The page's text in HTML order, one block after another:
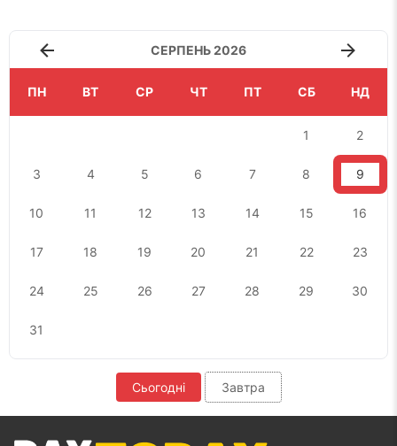
СЕРПЕНЬ 2026
ПН ВТ СР ЧТ ПТ СБ НД
1 2
3 4 5 6 7 8 9
10 11 12 13 14 15 16
17 18 19 20 21 22 23
24 25 26 27 28 29 30
31
Сьогодні Завтра